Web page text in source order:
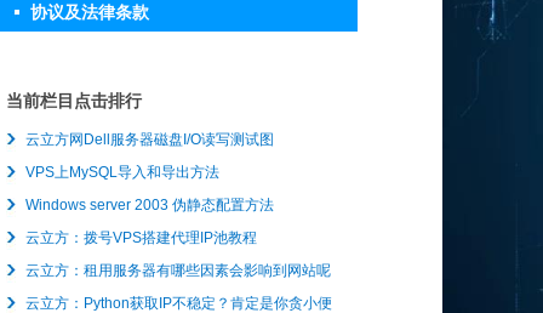
协议及法律条款
当前栏目点击排行
云立方网Dell服务器磁盘I/O读写测试图
VPS上MySQL导入和导出方法
Windows server 2003 伪静态配置方法
云立方：拨号VPS搭建代理IP池教程
云立方：租用服务器有哪些因素会影响到网站呢
云立方：Python获取IP不稳定？肯定是你贪小便